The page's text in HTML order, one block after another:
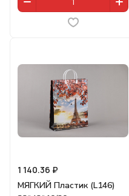
1 140.36 ₽
МЯГКИЙ Пластик (L146)